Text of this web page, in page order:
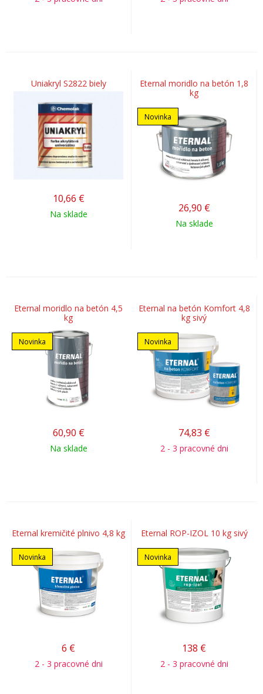
Uniakryl S2822 biely
10,66 €
Na sklade
Eternal moridlo na betón 1,8
kg
Novinka
26,90 €
Na sklade
Eternal moridlo na betón 4,5
kg
Novinka
60,90 €
Na sklade
Eternal na betón Komfort 4,8
kg sivý
Novinka
74,83 €
2 - 3 pracovné dni
Eternal kremičité plnivo 4,8 kg
Novinka
6 €
2 - 3 pracovné dni
Eternal ROP-IZOL 10 kg sivý
Novinka
138 €
2 - 3 pracovné dni